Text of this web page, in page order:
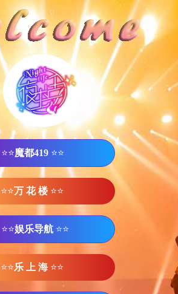
⭐⭐魔都419 ⭐⭐
⭐⭐万 花 楼 ⭐⭐
⭐⭐娱乐导航 ⭐⭐
⭐⭐乐 上 海 ⭐⭐